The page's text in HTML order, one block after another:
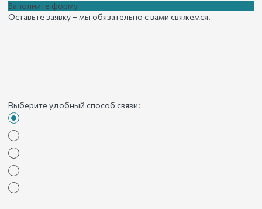
Заполните форму
Оставьте заявку – мы обязательно с вами свяжемся.
Выберите удобный способ связи: